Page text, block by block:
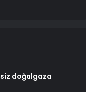
doğalgaza